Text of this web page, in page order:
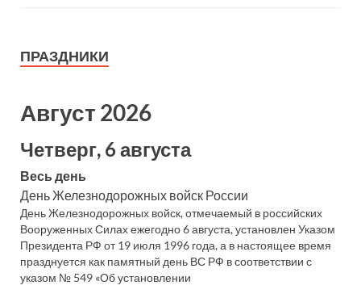
ПРАЗДНИКИ
Август 2026
Четверг, 6 августа
Весь день
День Железнодорожных войск России
День Железнодорожных войск, отмечаемый в российских
Вооруженных Силах ежегодно 6 августа, установлен Указом
Президента РФ от 19 июля 1996 года, а в настоящее время
празднуется как памятный день ВС РФ в соответствии с
указом № 549 «Об установлении